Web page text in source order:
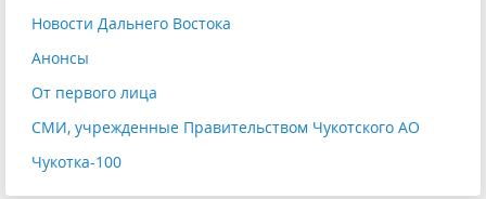
Новости Дальнего Востока
Анонсы
От первого лица
СМИ, учрежденные Правительством Чукотского АО
Чукотка-100